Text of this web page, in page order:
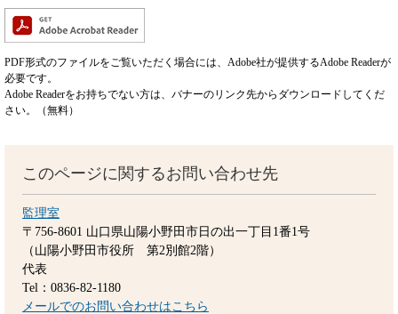
PDF形式のファイルをご覧いただく場合には、Adobe社が提供するAdobe Readerが
必要です。
Adobe Readerをお持ちでない方は、バナーのリンク先からダウンロードしてくだ
さい。（無料）
このページに関するお問い合わせ先
監理室
〒756-8601 山口県山陽小野田市日の出一丁目1番1号
（山陽小野田市役所 第2別館2階）
代表
Tel：0836-82-1180
メールでのお問い合わせはこちら